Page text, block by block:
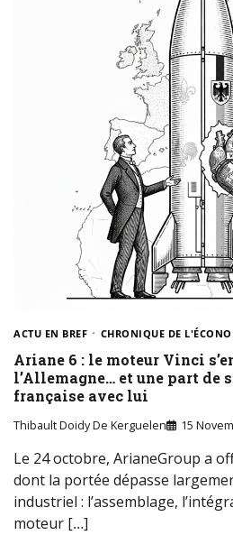
ACTU EN BREF CHRONIQUE DE
Ariane 6 : le moteur Vinci
l’Allemagne… et une part de
française avec lui
Thibault Doidy De Kerguelen 15
Le 24 octobre, ArianeGroup a
dont la portée dépasse
industriel : l’assemblage,
moteur […]